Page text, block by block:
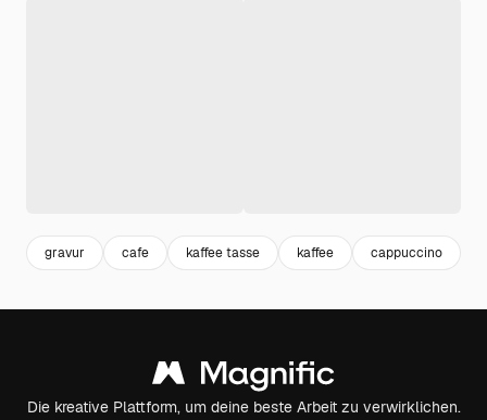
gravur cafe kaffee tasse kaffee cappuccino
Die kreative Plattform, um deine beste Arbeit zu verwirklichen.